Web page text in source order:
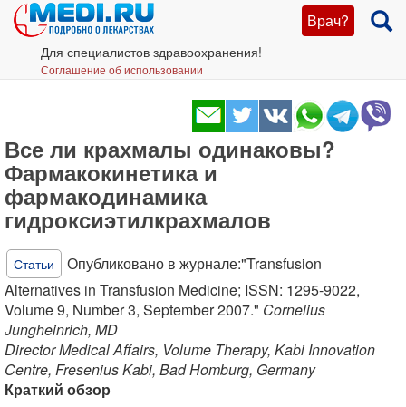
Врач?
Для специалистов здравоохранения!
Соглашение об использовании
Все ли крахмалы одинаковы?
Фармакокинетика и
фармакодинамика
гидроксиэтилкрахмалов
Статьи
Опубликовано в журнале:"Transfusion
Alternatives in Transfusion Medicine; ISSN: 1295-9022,
Volume 9, Number 3, September 2007." Cornelius
Jungheinrich, MD
Director Medical Affairs, Volume Therapy, Kabi Innovation
Centre, Fresenius Kabi, Bad Homburg, Germany
Краткий обзор